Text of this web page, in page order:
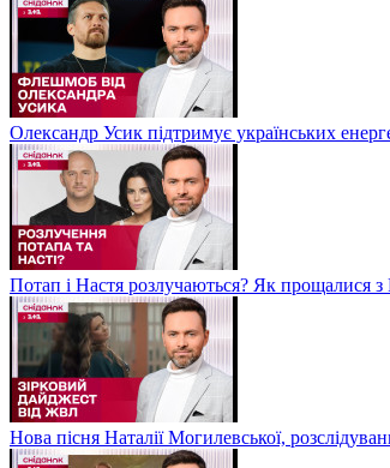
Олександр Усик підтримує українських
Потап і Настя розлучаються? Як прощалися
Нова пісня Наталії Могилевської,